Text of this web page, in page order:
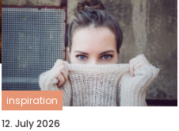
inspiration
12. July 2026